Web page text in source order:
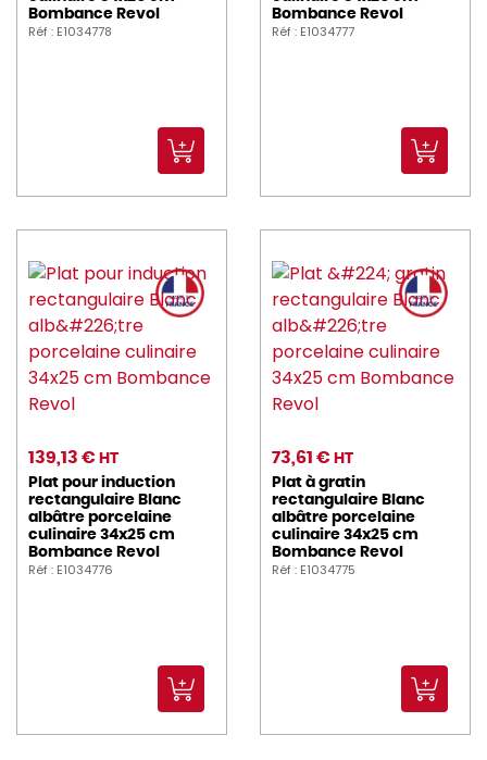
Bombance Revol
Réf : E1034778
Bombance Revol
Réf : E1034777
139,13 € HT
Plat pour induction
rectangulaire Blanc
albâtre porcelaine
culinaire 34x25 cm
Bombance Revol
Réf : E1034776
73,61 € HT
Plat à gratin
rectangulaire Blanc
albâtre porcelaine
culinaire 34x25 cm
Bombance Revol
Réf : E1034775